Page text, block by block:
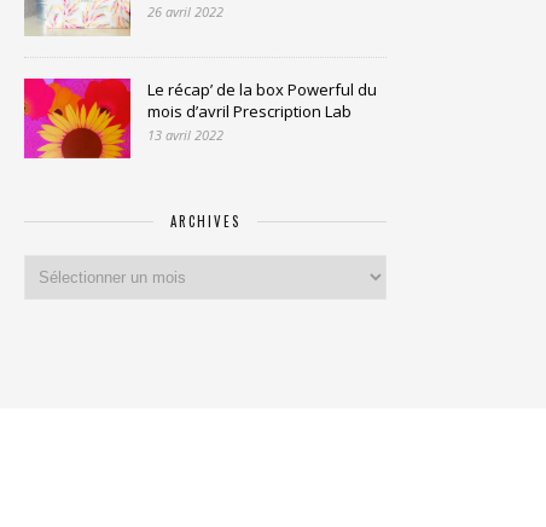
26 avril 2022
Le récap’ de la box Powerful du
mois d’avril Prescription Lab
13 avril 2022
ARCHIVES